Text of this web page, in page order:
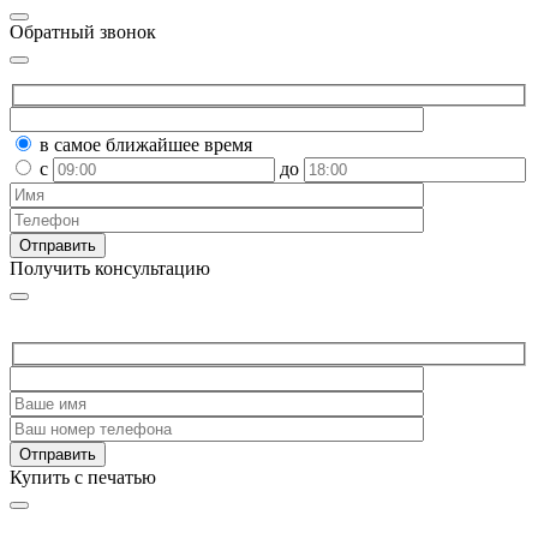
Обратный звонок
в самое ближайшее время
с
до
Получить консультацию
Купить с печатью